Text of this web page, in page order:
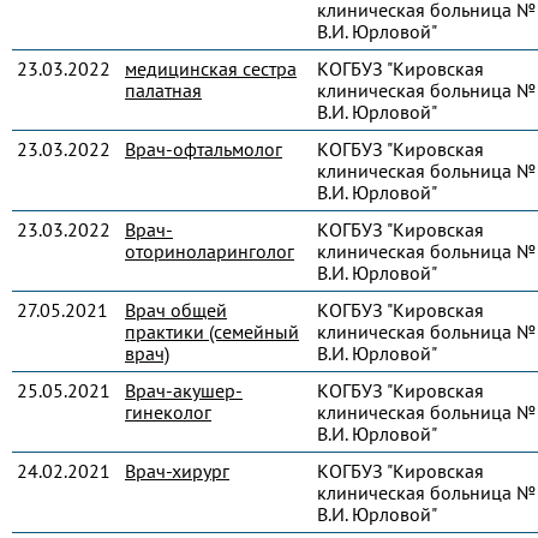
клиническая больница
В.И. Юрловой"
23.03.2022
медицинская сестра
палатная
КОГБУЗ "Кировская
клиническая больница
В.И. Юрловой"
23.03.2022
Врач-офтальмолог
КОГБУЗ "Кировская
клиническая больница
В.И. Юрловой"
23.03.2022
Врач-
оториноларинголог
КОГБУЗ "Кировская
клиническая больница
В.И. Юрловой"
27.05.2021
Врач общей
практики (семейный
врач)
КОГБУЗ "Кировская
клиническая больница
В.И. Юрловой"
25.05.2021
Врач-акушер-
гинеколог
КОГБУЗ "Кировская
клиническая больница
В.И. Юрловой"
24.02.2021
Врач-хирург
КОГБУЗ "Кировская
клиническая больница
В.И. Юрловой"